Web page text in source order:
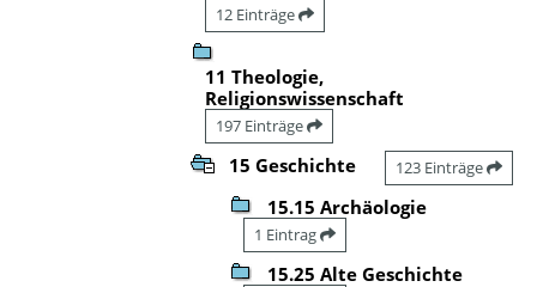
12 Einträge
11 Theologie,
Religionswissenschaft
197 Einträge
15 Geschichte 123 Einträge
15.15 Archäologie
1 Eintrag
15.25 Alte Geschichte